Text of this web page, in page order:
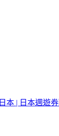
日本 | 日本週遊券